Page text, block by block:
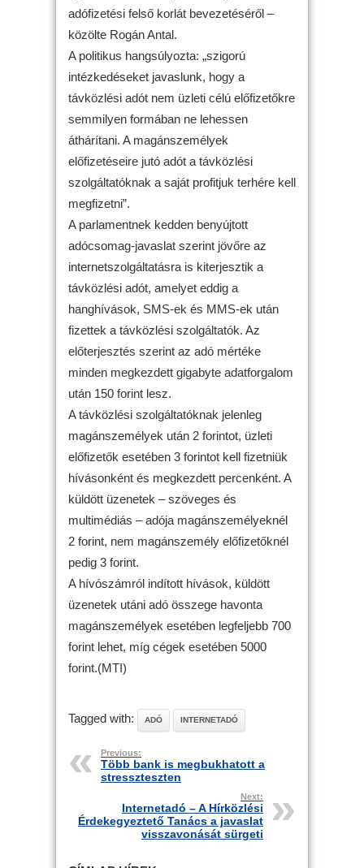
adófizetési felső korlát bevezetéséről –
közölte Rogán Antal.
A politikus hangsúlyozta: „szigorú
intézkedéseket javaslunk, hogy a
távközlési adót nem üzleti célú előfizetőkre
semmilyen formában ne lehessen
áthárítani. A magánszemélyek
előfizetéseire jutó adót a távközlési
szolgáltatóknak a saját profitjuk terhére kell
megfizetni”.
A parlamentnek kedden benyújtott
adócsomag-javaslat szerint jövőre az
internetszolgáltatásra is kiterjesztik a
távközlési adót, amelyet eddig a
hanghívások, SMS-ek és MMS-ek után
fizettek a távközlési szolgáltatók. Az
előterjesztés szerint az adó mértéke
minden megkezdett gigabyte adatforgalom
után 150 forint lesz.
A távközlési szolgáltatóknak jelenleg
magánszemélyek után 2 forintot, üzleti
előfizetők esetében 3 forintot kell fizetniük
hívásonként és megkezdett percenként. A
küldött üzenetek – szöveges és
multimédiás – adója magánszemélyeknél
2 forint, nem magánszemély előfizetőknél
pedig 3 forint.
A hívószámról indított hívások, küldött
üzenetek utáni adó összege havonta
magánszemélyek esetében legfeljebb 700
forint lehet, míg cégek esetében 5000
forint.(MTI)
Tagged with: ADÓ INTERNETADÓ
Previous:
Több bank is megbukhatott a
stresszteszten
Next:
Internetadó – A Hírközlési
Érdekegyeztető Tanács a javaslat
visszavonását sürgeti